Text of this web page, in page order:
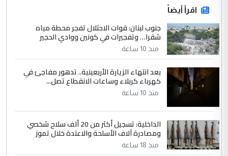
اقرأ أيضاً
جنوب لبنان: قوات الاحتلال تفجر محطة مياه
شقرا… وتفجيرات في كونين ووادي الحجير
منذ 10 ساعة
بعد انتهاء الزيارة الأربعينية.. تدهور مفاجئ في
كهرباء كربلاء وساعات الانقطاع تصل...
منذ 10 ساعة
الداخلية: تسجيل أكثر من 20 ألف سلاح شخصي
ومصادرة آلاف الأسلحة والاعتدة خلال تموز
منذ 18 ساعة